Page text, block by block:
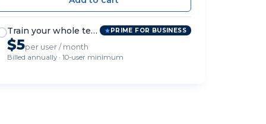
Train your whole team PRIME FOR BUSINESS
$5per user / month
Billed annually · 10-user minimum